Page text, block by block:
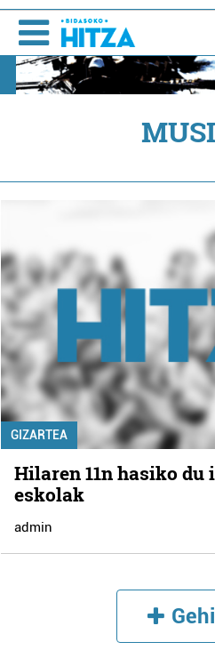
GIZARTEA
Hilaren 11n hasiko
eskolak
admin